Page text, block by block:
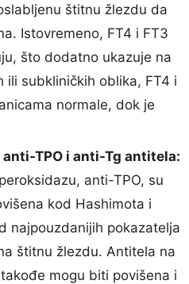
štitnu žlezdu da
Istovremeno, FT4 i FT3
što dodatno ukazuje na
ili subkliničkih oblika, FT4 i
normale, dok je
TPO i anti-Tg antitela:
anti-TPO, su
kod Hashimota i
najpouzdanijih pokazatelja
štitnu žlezdu. Antitela na
mogu biti povišena i